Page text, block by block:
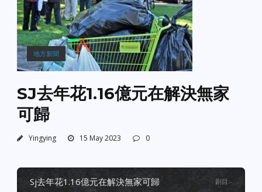
地方新聞
SJ去年花1.16億元在解決無家
可歸
Yingying 15 May 2023 0
sj去年花1.16億元在解決無家可歸 剧目 :-